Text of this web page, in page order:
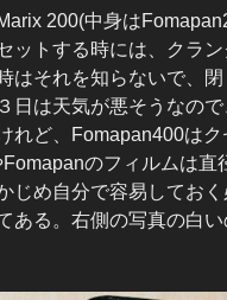
200(中身は
ットする時には、クラ
はそれを知らないで、
日は天気が悪そうなの
れど、Fomapan400はク
のフィルムは直
じめ自分で容易してお
ある。右側の写真の白